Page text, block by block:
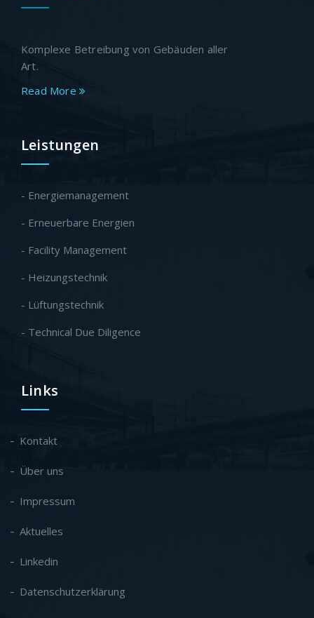
Komplexe Betreibung von Gebäuden aller
Art.
Read More
Leistungen
- Energiemanagement
- Erneuerbare Energien
- Facility Management
- Heizungstechnik
- Lüftungstechnik
- Technical Due Diligence
Links
Kontakt
Über uns
Impressum
Aktuelles
Linkedin
Datenschutzerklärung